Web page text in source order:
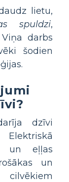
lietu,
spuldzi,
darbs
šodien
dzīvi
un eļļas
un
cilvēkiem